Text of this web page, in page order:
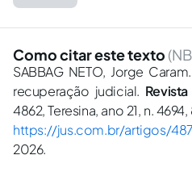
Como citar este texto
SABBAG NETO, Jorge
recuperação judicial.
4862, Teresina, ano 21, n.
https://jus.com.br/artigos/
2026.